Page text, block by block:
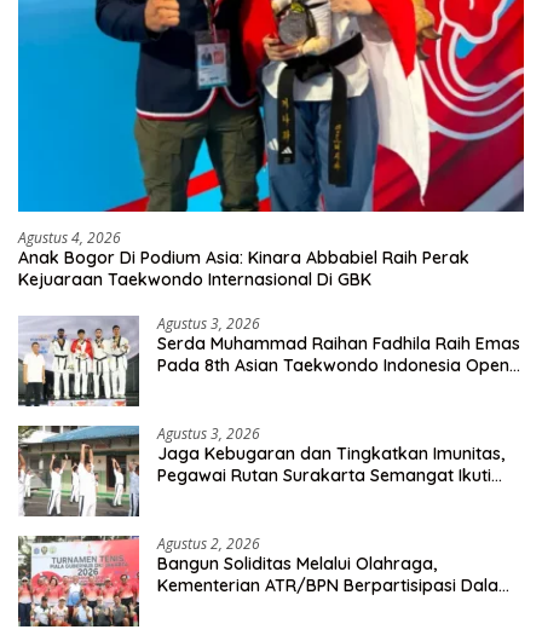
Agustus 4, 2026
Anak Bogor Di Podium Asia: Kinara Abbabiel Raih Perak
Kejuaraan Taekwondo Internasional Di GBK
Agustus 3, 2026
Serda Muhammad Raihan Fadhila Raih Emas
Pada 8th Asian Taekwondo Indonesia Open
Agustus 3, 2026
Jaga Kebugaran dan Tingkatkan Imunitas,
Pegawai Rutan Surakarta Semangat Ikuti
Agustus 2, 2026
Bangun Soliditas Melalui Olahraga,
Kementerian ATR/BPN Berpartisipasi Dalam